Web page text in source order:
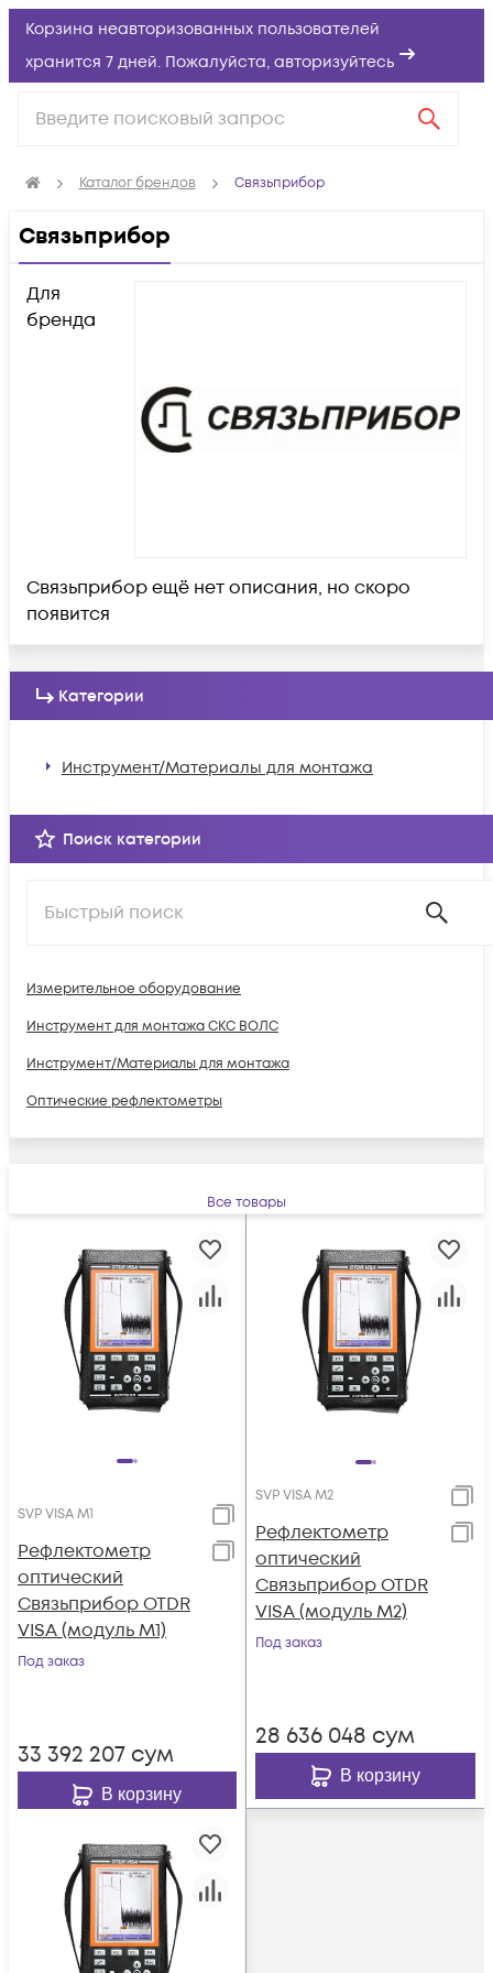
Корзина неавторизованных пользователей
хранится 7 дней. Пожалуйста, авторизуйтесь
Каталог брендов Связьприбор
Связьприбор
Для
бренда
Связьприбор ещё нет описания, но скоро
появится
Категории
Инструмент/Материалы для монтажа
Поиск категории
Измерительное оборудование
Инструмент для монтажа СКС ВОЛС
Инструмент/Материалы для монтажа
Оптические рефлектометры
Все товары
SVP VISA M1
Рефлектометр
оптический
Связьприбор OTDR
VISA (модуль М1)
Под заказ
33 392 207 сум
В корзину
SVP VISA M2
Рефлектометр
оптический
Связьприбор OTDR
VISA (модуль M2)
Под заказ
28 636 048 сум
В корзину